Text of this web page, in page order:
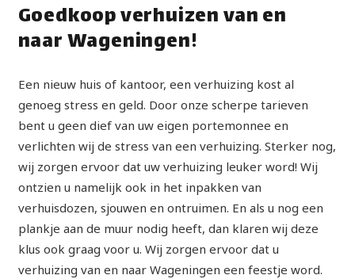
Goedkoop verhuizen van en
naar Wageningen!
Een nieuw huis of kantoor, een verhuizing kost al
genoeg stress en geld. Door onze scherpe tarieven
bent u geen dief van uw eigen portemonnee en
verlichten wij de stress van een verhuizing. Sterker nog,
wij zorgen ervoor dat uw verhuizing leuker word! Wij
ontzien u namelijk ook in het inpakken van
verhuisdozen, sjouwen en ontruimen. En als u nog een
plankje aan de muur nodig heeft, dan klaren wij deze
klus ook graag voor u. Wij zorgen ervoor dat u
verhuizing van en naar Wageningen een feestje word.